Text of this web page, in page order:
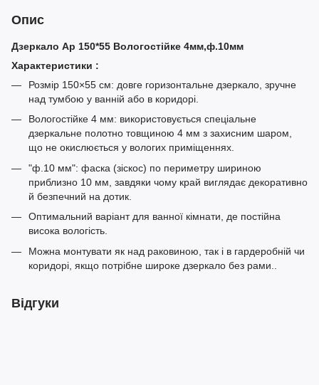
Опис
Дзеркало Ар 150*55 Вологостійке 4мм,ф.10мм
Характеристики :
Розмір 150×55 см: довге горизонтальне дзеркало, зручне
над тумбою у ванній або в коридорі.
Вологостійке 4 мм: використовується спеціальне
дзеркальне полотно товщиною 4 мм з захисним шаром,
що не окислюється у вологих приміщеннях.
"ф.10 мм": фаска (зіскос) по периметру шириною
приблизно 10 мм, завдяки чому край виглядає декоративно
й безпечний на дотик.
Оптимальний варіант для ванної кімнати, де постійна
висока вологість.
Можна монтувати як над раковиною, так і в гардеробній чи
коридорі, якщо потрібне широке дзеркало без рами..
Відгуки